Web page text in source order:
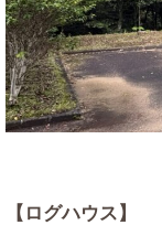
【ログハウス】